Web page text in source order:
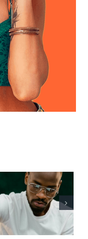
I 17 migliori
consigli
avanzati per
comprendere
l’algoritmo